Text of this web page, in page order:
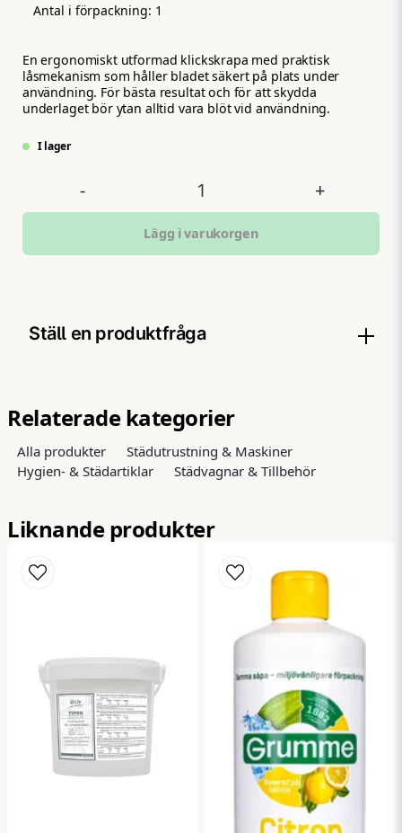
Antal i förpackning: 1
En ergonomiskt utformad klickskrapa med praktisk
låsmekanism som håller bladet säkert på plats under
användning. För bästa resultat och för att skydda
underlaget bör ytan alltid vara blöt vid användning.
I lager
- +
Lägg i varukorgen
Ställ en produktfråga
name
Mejladress
Ja, ni får publicera min fråga
Relaterade kategorier
Alla produkter
Städutrustning & Maskiner
Hygien- & Städartiklar
Städvagnar & Tillbehör
Liknande produkter